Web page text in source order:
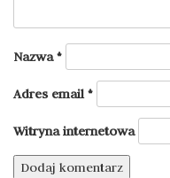
Nazwa*
Adres email*
Witryna internetowa